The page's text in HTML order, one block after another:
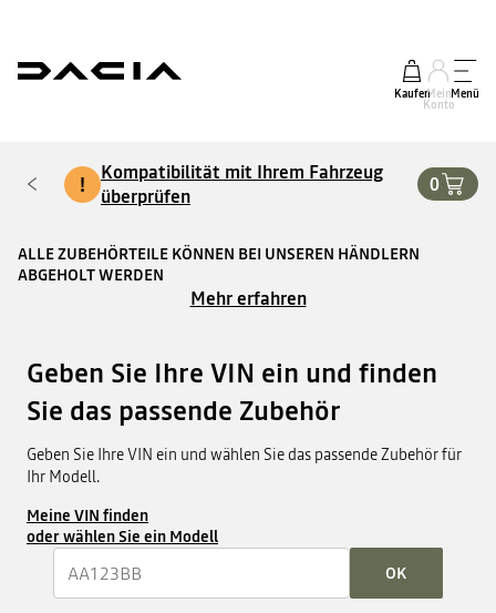
KaufenMein
Konto
Menü
!
Kompatibilität mit Ihrem Fahrzeug
überprüfen
0
ALLE ZUBEHÖRTEILE KÖNNEN BEI UNSEREN HÄNDLERN
ABGEHOLT WERDEN
Mehr erfahren
Geben Sie Ihre VIN ein und finden
Sie das passende Zubehör
Geben Sie Ihre VIN ein und wählen Sie das passende Zubehör für
Ihr Modell.
Meine VIN finden
oder wählen Sie ein Modell
OK